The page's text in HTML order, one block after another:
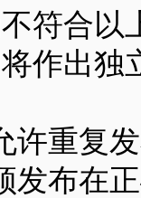
符合以
作出独
许重复
发布在